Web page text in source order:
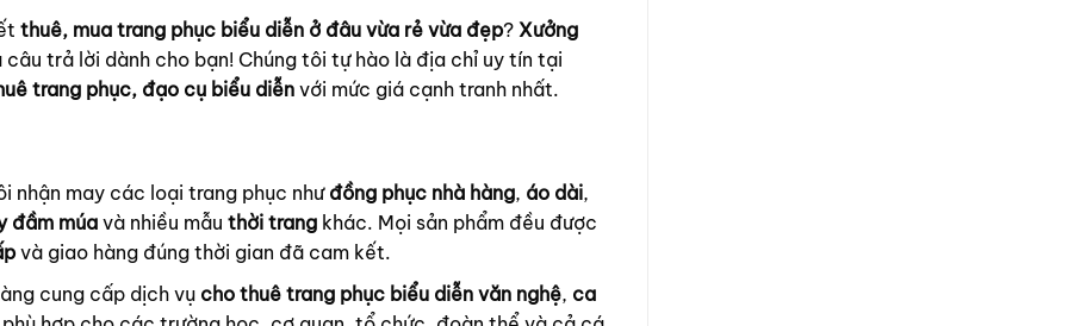
thuê, mua trang phục biểu diễn ở đâu vừa rẻ vừa đẹp? Xưởng
trả lời dành cho bạn! Chúng tôi tự hào là địa chỉ uy tín tại
trang phục, đạo cụ biểu diễnvới mức giá cạnh tranh nhất.
nhận may các loại trang phục như đồng phục nhà hàng, áo dài,
đầm múavà nhiều mẫu thời trangkhác. Mọi sản phẩm đều được
và giao hàng đúng thời gian đã cam kết.
cung cấp dịch vụ cho thuê trang phục biểu diễn văn nghệ, ca